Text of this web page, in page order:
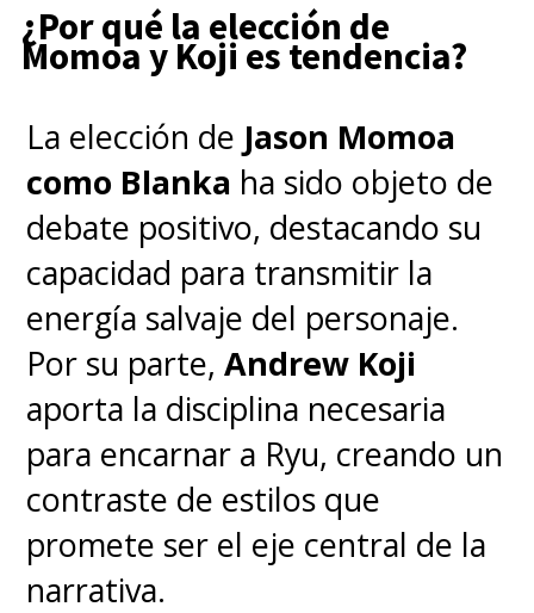
1985, con sus 220 páginas
¿Por qué la elección de
Momoa y Koji es tendencia?
La elección de Jason Momoa
como Blanka ha sido objeto de
debate positivo, destacando su
capacidad para transmitir la
energía salvaje del personaje.
Por su parte,Andrew Koji
aporta la disciplina necesaria
para encarnar a Ryu, creando un
contraste de estilos que
promete ser el eje central de la
narrativa.